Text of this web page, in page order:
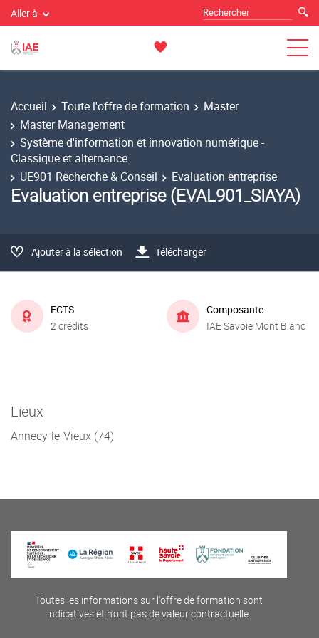
Aller à
Accueil Toute l'offre de formation
Master
Master Management
Système d'information et innovation numérique -
Classique et alternance
UE901 Recherche & Conseil
Evaluation entreprise
Evaluation entreprise (EVAL901_SIAYA)
Ajouter à la sélection Télécharger
ECTS
2 crédits
Composante
IAE Savoie Mont Blanc
Lieux
Annecy-le-Vieux (74)
Toutes les informations sur l'offre de formation sont
indicatives et n'ont pas de valeur contractuelle.